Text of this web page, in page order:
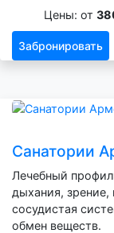
Цены: от
Забронировать
Санатории
Лечебный
дыхания,
сосудистая
обмен веществ.